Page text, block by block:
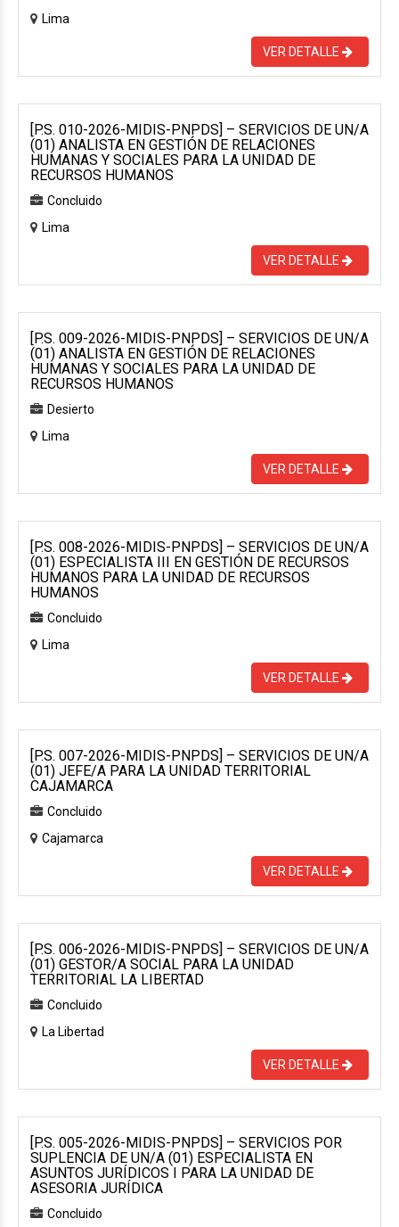
Lima
VER DETALLE
[P.S. 010-2026-MIDIS-PNPDS] – SERVICIOS DE UN/A
(01) ANALISTA EN GESTIÓN DE RELACIONES
HUMANAS Y SOCIALES PARA LA UNIDAD DE
RECURSOS HUMANOS
Concluido
Lima
VER DETALLE
[P.S. 009-2026-MIDIS-PNPDS] – SERVICIOS DE UN/A
(01) ANALISTA EN GESTIÓN DE RELACIONES
HUMANAS Y SOCIALES PARA LA UNIDAD DE
RECURSOS HUMANOS
Desierto
Lima
VER DETALLE
[P.S. 008-2026-MIDIS-PNPDS] – SERVICIOS DE UN/A
(01) ESPECIALISTA III EN GESTIÓN DE RECURSOS
HUMANOS PARA LA UNIDAD DE RECURSOS
HUMANOS
Concluido
Lima
VER DETALLE
[P.S. 007-2026-MIDIS-PNPDS] – SERVICIOS DE UN/A
(01) JEFE/A PARA LA UNIDAD TERRITORIAL
CAJAMARCA
Concluido
Cajamarca
VER DETALLE
[P.S. 006-2026-MIDIS-PNPDS] – SERVICIOS DE UN/A
(01) GESTOR/A SOCIAL PARA LA UNIDAD
TERRITORIAL LA LIBERTAD
Concluido
La Libertad
VER DETALLE
[P.S. 005-2026-MIDIS-PNPDS] – SERVICIOS POR
SUPLENCIA DE UN/A (01) ESPECIALISTA EN
ASUNTOS JURÍDICOS I PARA LA UNIDAD DE
ASESORIA JURÍDICA
Concluido